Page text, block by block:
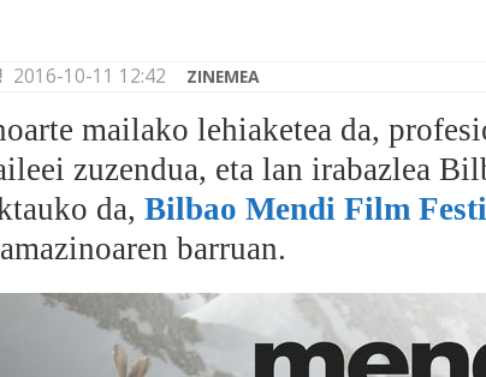
2016-10-11 12:42 ZINEMEA
mailako lehiaketea da,
zuzendua, eta lan irabazlea
da, Bilbao Mendi Film
barruan.